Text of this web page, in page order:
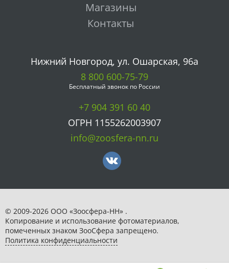
Магазины
Контакты
Нижний Новгород, ул. Ошарская, 96а
8 800 600-75-79
Бесплатный звонок по России
+7 904 391 60 40
ОГРН 1155262003907
info@zoosfera-nn.ru
© 2009-2026 ООО «Зоосфера-НН» .
Копирование и использование фотоматериалов,
помеченных знаком ЗooСфера запрещено.
Политика конфиденциальности